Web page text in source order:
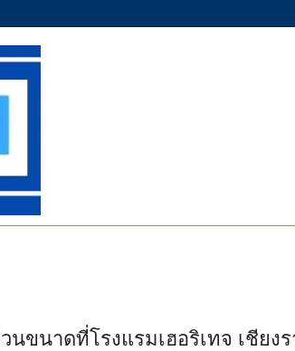
ขนาดที่โรงแรมเฮอริเทจ เชียงร